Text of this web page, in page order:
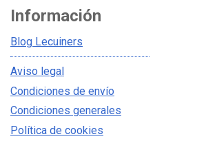
Información
Blog Lecuiners
Aviso legal
Condiciones de envío
Condiciones generales
Política de cookies